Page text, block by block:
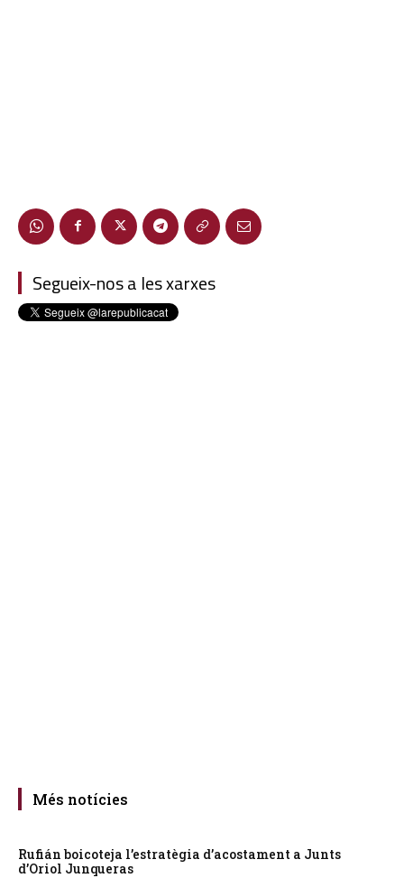
Segueix-nos a les xarxes
Més notícies
Rufián boicoteja l’estratègia d’acostament a Junts
d’Oriol Junqueras